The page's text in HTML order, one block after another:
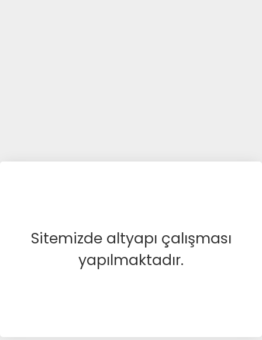
Sitemizde altyapı çalışması
yapılmaktadır.